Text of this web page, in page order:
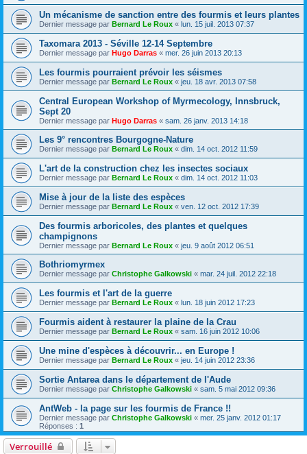
Un mécanisme de sanction entre des fourmis et leurs plantes
Dernier message par Bernard Le Roux « lun. 15 juil. 2013 07:37
Taxomara 2013 - Séville 12-14 Septembre
Dernier message par Hugo Darras « mer. 26 juin 2013 20:13
Les fourmis pourraient prévoir les séismes
Dernier message par Bernard Le Roux « jeu. 18 avr. 2013 07:58
Central European Workshop of Myrmecology, Innsbruck,
Sept 20
Dernier message par Hugo Darras « sam. 26 janv. 2013 14:18
Les 9° rencontres Bourgogne-Nature
Dernier message par Bernard Le Roux « dim. 14 oct. 2012 11:59
L'art de la construction chez les insectes sociaux
Dernier message par Bernard Le Roux « dim. 14 oct. 2012 11:03
Mise à jour de la liste des espèces
Dernier message par Bernard Le Roux « ven. 12 oct. 2012 17:39
Des fourmis arboricoles, des plantes et quelques
champignons
Dernier message par Bernard Le Roux « jeu. 9 août 2012 06:51
Bothriomyrmex
Dernier message par Christophe Galkowski « mar. 24 juil. 2012 22:18
Les fourmis et l'art de la guerre
Dernier message par Bernard Le Roux « lun. 18 juin 2012 17:23
Fourmis aident à restaurer la plaine de la Crau
Dernier message par Bernard Le Roux « sam. 16 juin 2012 10:06
Une mine d'espèces à découvrir... en Europe !
Dernier message par Bernard Le Roux « jeu. 14 juin 2012 23:36
Sortie Antarea dans le département de l'Aude
Dernier message par Christophe Galkowski « sam. 5 mai 2012 09:36
AntWeb - la page sur les fourmis de France !!
Dernier message par Christophe Galkowski « mer. 25 janv. 2012 01:17
Réponses : 1
Verrouillé